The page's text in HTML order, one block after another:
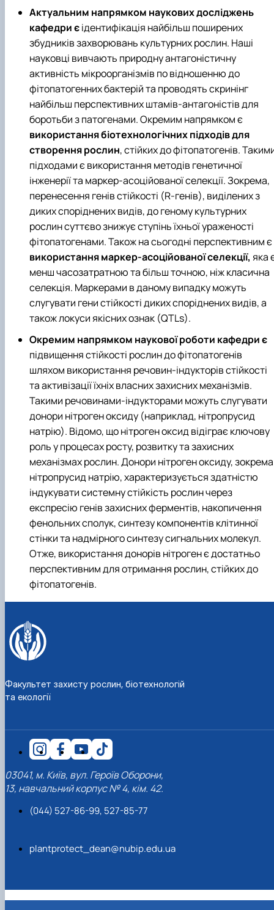
Актуальним напрямком наукових досліджень
кафедри єідентифікація найбільш поширених
збудників захворювань культурних рослин. Наші
науковці вивчають природну антагоністичну
активність мікроорганізмів по відношенню до
фітопатогенних бактерій та проводять скринінг
найбільш перспективних штамів-антагоністів для
боротьби з патогенами. Окремим напрямком є
використання біотехнологічних підходів для
створення рослин, стійких до фітопатогенів.
підходами є використання методів генетичної
інженерії та маркер-асоційованої селекції. Зокрема,
перенесення генів стійкості (R-генів), виділених з
диких споріднених видів, до геному культурних
рослин суттєво знижує ступінь їхньої ураженості
фітопатогенами. Також на сьогодні перспективним є
використаннямаркер-асоційованої селекції, яка
менш часозатратною та більш точною, ніж класична
селекція. Маркерами в даному випадку можуть
слугувати гени стійкості диких споріднених видів, а
також локуси якісних ознак (QTLs).
Окремим напрямком наукової роботи кафедри є
підвищення стійкості рослин до фітопатогенів
шляхом використання речовин-індукторів стійкості
та активізації їхніх власних захисних механізмів.
Такими речовинами-індукторами можуть слугувати
донори нітроген оксиду (наприклад, нітропрусид
натрію). Відомо, що нітроген оксид відіграє ключову
роль у процесах росту, розвитку та захисних
механізмах рослин. Донори нітроген оксиду,
нітропрусид натрію, характеризується здатністю
індукувати системну стійкість рослин через
експресію генів захисних ферментів, накопичення
фенольних сполук, синтезу компонентів клітинної
стінки та надмірного синтезу сигнальних молекул.
Отже, використання донорів нітроген є достатньо
перспективним для отримання рослин, стійких до
фітопатогенів.
Факультет захисту рослин, біотехнологій
та екології
03041, м. Київ, вул. Героїв Оборони,
13, навчальний корпус № 4, кім. 42.
(044) 527-86-99, 527-85-77
plantprotect_dean@nubip.edu.ua